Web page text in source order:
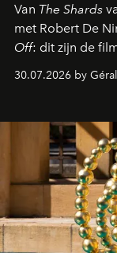
Van The Shards
met Robert De
Off: dit zijn de
30.07.2026 by